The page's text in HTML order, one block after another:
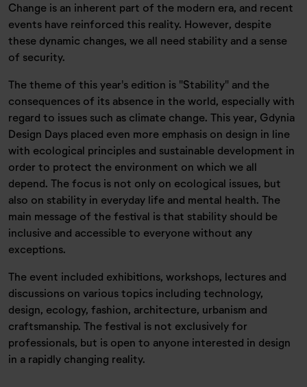
Change is an inherent part of the modern era, and recent
events have reinforced this reality. However, despite
these dynamic changes, we all need stability and a sense
of security.
The theme of this year's edition is "Stability" and the
consequences of its absence in the world, especially with
regard to issues such as climate change. This year, Gdynia
Design Days placed even more emphasis on design in line
with ecological principles and sustainable development in
order to protect the environment on which we all
depend. The focus is not only on ecological issues, but
also on stability in everyday life and mental health. The
main message of the festival is that stability should be
inclusive and accessible to everyone without any
exceptions.
The event included exhibitions, workshops, lectures and
discussions on various topics including technology,
design, ecology, fashion, architecture, urbanism and
craftsmanship. The festival is not exclusively for
professionals, but is open to anyone interested in design
in a rapidly changing reality.